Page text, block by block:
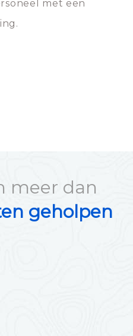
met een
meer dan
geholpen